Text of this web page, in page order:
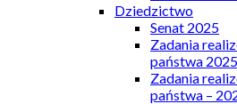
Dziedzictwo
Senat 2025
Zadania
państwa 2025
Zadania
państwa –